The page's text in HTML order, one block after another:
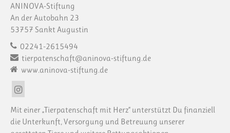
ANINOVA-Stiftung
An der Autobahn 23
53757 Sankt Augustin
02241-2615494
tierpatenschaft@aninova-stiftung.de
www.aninova-stiftung.de
Mit einer „Tierpatenschaft mit Herz“ unterstützt Du finanziell
die Unterkunft, Versorgung und Betreuung unserer